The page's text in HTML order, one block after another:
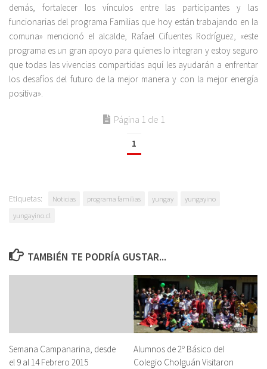
demás, fortalecer los vínculos entre las participantes y las
funcionarias del programa Familias que hoy están trabajando en la
comuna» mencionó el alcalde, Rafael Cifuentes Rodríguez, «este
programa es un gran apoyo para quienes lo integran y estoy seguro
que todas las vivencias compartidas aquí les ayudarán a enfrentar
los desafíos del futuro de la mejor manera y con la mejor energía
positiva».
Página 1 de 1
1
Etiquetas: Noticias programa familias yungay
yungayino
yungayino.cl
TAMBIÉN TE PODRÍA GUSTAR...
Semana Campanarina, desde
el 9 al 14 Febrero 2015
Alumnos de 2º Básico del
Colegio Cholguán Visitaron